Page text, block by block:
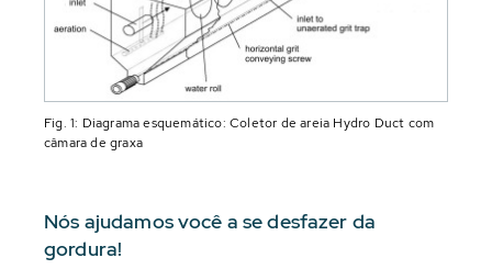
Fig. 1: Diagrama esquemático: Coletor de areia Hydro Duct com
câmara de graxa
Nós ajudamos você a se desfazer da
gordura!